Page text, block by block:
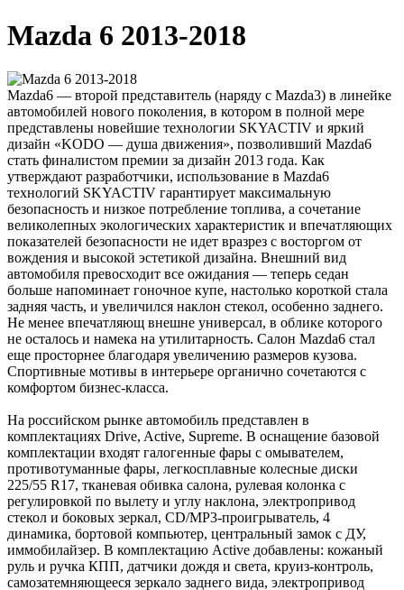
Mazda 6 2013-2018
Mazda6 — второй представитель (наряду с Mazda3) в линейке
автомобилей нового поколения, в котором в полной мере
представлены новейшие технологии SKYACTIV и яркий
дизайн «KODO — душа движения», позволивший Mazda6
стать финалистом премии за дизайн 2013 года. Как
утверждают разработчики, использование в Mazda6
технологий SKYACTIV гарантирует максимальную
безопасность и низкое потребление топлива, а сочетание
великолепных экологических характеристик и впечатляющих
показателей безопасности не идет вразрез с восторгом от
вождения и высокой эстетикой дизайна. Внешний вид
автомобиля превосходит все ожидания — теперь седан
больше напоминает гоночное купе, настолько короткой стала
задняя часть, и увеличился наклон стекол, особенно заднего.
Не менее впечатляющ внешне универсал, в облике которого
не осталось и намека на утилитарность. Салон Mazda6 стал
еще просторнее благодаря увеличению размеров кузова.
Спортивные мотивы в интерьере органично сочетаются с
комфортом бизнес-класса.
На российском рынке автомобиль представлен в
комплектациях Drive, Active, Supreme. В оснащение базовой
комплектации входят галогенные фары с омывателем,
противотуманные фары, легкосплавные колесные диски
225/55 R17, тканевая обивка салона, рулевая колонка с
регулировкой по вылету и углу наклона, электропривод
стекол и боковых зеркал, CD/MP3-проигрыватель, 4
динамика, бортовой компьютер, центральный замок с ДУ,
иммобилайзер. В комплектацию Active добавлены: кожаный
руль и ручка КПП, датчики дождя и света, круиз-контроль,
самозатемняющееся зеркало заднего вида, электропривод